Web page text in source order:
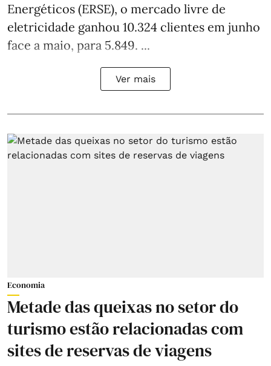
Energéticos (ERSE), o mercado livre de
eletricidade ganhou 10.324 clientes em junho
face a maio, para 5.849. ...
Ver mais
Economia
Metade das queixas no setor do
turismo estão relacionadas com
sites de reservas de viagens